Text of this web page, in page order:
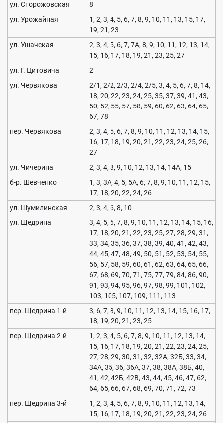
ул. Сторожовская
8
ул. Урожайная
1, 2, 3, 4, 5, 6, 7, 8, 9, 10, 11, 13, 15, 17,
19, 21, 23
ул. Ушачская
2, 3, 4, 5, 6, 7, 7А, 8, 9, 10, 11, 12, 13, 14,
15, 16, 17, 18, 19, 21, 23, 25, 27
ул. Г. Цитовича
2
ул. Червякова
2/1, 2/2, 2/3, 2/4, 2/5, 3, 4, 5, 6, 7, 8, 14,
18, 20, 22, 23, 24, 25, 35, 37, 39, 41, 43,
50, 52, 55, 57, 58, 59, 60, 62, 63, 64, 65,
67, 78
пер. Червякова
2, 3, 4, 5, 6, 7, 8, 9, 10, 11, 12, 13, 14, 15,
16, 17, 18, 19, 20, 21, 22, 23, 24, 25, 26,
27
ул. Чичерина
2, 3, 4, 8, 9, 10, 12, 13, 14, 14А, 15
б-р. Шевченко
1, 3, 3А, 4, 5, 5А, 6, 7, 8, 9, 10, 11, 12, 15,
17, 18, 20, 22, 24, 26
ул. Шумилинская
2, 3, 4, 6, 8, 10
ул. Щедрина
3, 4, 5, 6, 7, 8, 9, 10, 11, 12, 13, 14, 15, 16,
17, 18, 20, 21, 22, 23, 25, 27, 28, 29, 31,
33, 34, 35, 36, 37, 38, 39, 40, 41, 42, 43,
44, 45, 47, 48, 49, 50, 51, 52, 53, 54, 55,
56, 57, 58, 59, 60, 61, 62, 63, 64, 65, 66,
67, 68, 69, 70, 71, 75, 77, 79, 84, 86, 90,
91, 93, 94, 95, 96, 97, 98, 99, 101, 102,
103, 105, 107, 109, 111, 113
пер. Щедрина 1-й
3, 6, 7, 8, 9, 10, 11, 12, 13, 14, 15, 16, 17,
18, 19, 20, 21, 23, 25
пер. Щедрина 2-й
1, 2, 3, 4, 5, 6, 7, 8, 9, 10, 11, 12, 13, 14,
15, 16, 17, 18, 19, 20, 21, 22, 23, 24, 25,
27, 28, 29, 30, 31, 32, 32А, 32Б, 33, 34,
34А, 35, 36, 36А, 37, 38, 38А, 38Б, 40,
41, 42, 42Б, 42В, 43, 44, 45, 46, 47, 62,
64, 65, 66, 67, 68, 69, 70, 71, 72, 73
пер. Щедрина 3-й
1, 2, 3, 4, 5, 6, 7, 8, 9, 10, 11, 12, 13, 14,
15, 16, 17, 18, 19, 20, 21, 22, 23, 24, 26